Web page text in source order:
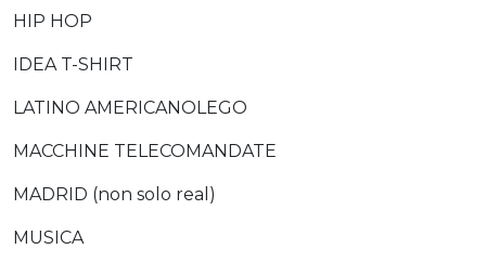
HIP HOP
IDEA T-SHIRT
LATINO AMERICANOLEGO
MACCHINE TELECOMANDATE
MADRID (non solo real)
MUSICA